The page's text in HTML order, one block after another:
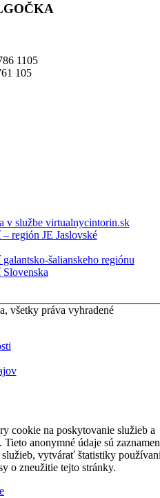
1105
105
v službe virtualnycintorin.sk
región JE Jaslovské
šalianskeho regiónu
Slovenska
všetky práva vyhradené
cookie na poskytovanie služieb a
anonymné údaje sú
vytvárať štatistiky
o zneužitie tejto stránky.